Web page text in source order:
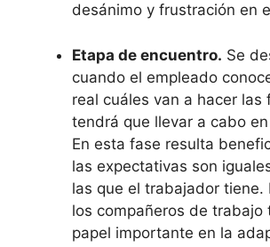
desánimo y frustración en
Etapa de encuentro. Se
cuando el empleado
real cuáles van a hacer las
tendrá que llevar a cabo
En esta fase resulta
las expectativas son
las que el trabajador tiene.
los compañeros de trabajo
papel importante en la